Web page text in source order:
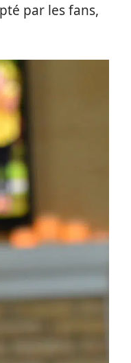
par les fans,